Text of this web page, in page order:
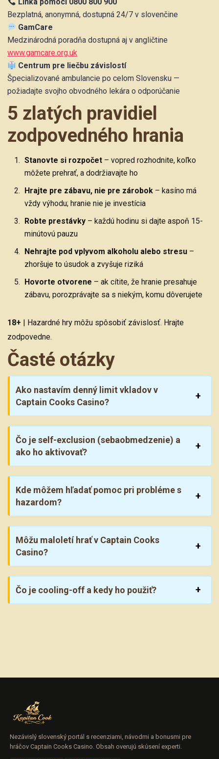
Linka pomoci 0800 800 900
Bezplatná, anonymná, dostupná 24/7 v slovenčine
GamCare
Medzinárodná poradňa dostupná aj v angličtine
www.gamcare.org.uk
Centrum pre liečbu závislostí
Špecializované ambulancie po celom Slovensku —
požiadajte svojho obvodného lekára o odporúčanie
5 zlatých pravidiel
zodpovedného hrania
Stanovte si rozpočet – vopred rozhodnite, koľko
môžete prehrať, a dodržiavajte ho
Hrajte pre zábavu, nie pre zárobok – kasíno má
vždy výhodu; hranie nie je investícia
Robte prestávky – každú hodinu si dajte aspoň 15-
minútovú pauzu
Nehrajte pod vplyvom alkoholu alebo stresu –
zhoršuje to úsudok a zvyšuje riziká
Hovorte otvorene – ak cítite, že hranie presahuje
zábavu, porozprávajte sa s niekým, komu dôverujete
18+ | Hazardné hry môžu spôsobiť závislosť. Hrajte
zodpovedne.
Časté otázky
Ako nastavím denný limit vkladov v
Captain Cooks Casino?
Čo je self-exclusion (sebaobmedzenie) a
ako ho aktivovať?
Kde môžem hľadať pomoc pri probléme s
hazardom?
Môžu maloletí hrať v Captain Cooks
Casino?
Čo je cooling-off a kedy ho použiť?
Nezávislý slovenský portál s recenziami, návodmi a bonusmi pre
hráčov Captain Cooks Casino. Obsah overujú skúsení experti.